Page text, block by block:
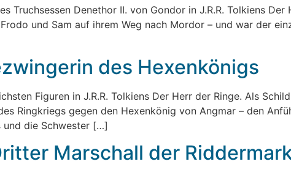
Truchsessen Denethor II. von Gondor in J.R.R. Tolkiens Der
und Sam auf ihrem Weg nach Mordor – und war der
des Hexenkönigs
Figuren in J.R.R. Tolkiens Der Herr der Ringe. Als
Ringkriegs gegen den Hexenkönig von Angmar – den
und die Schwester […]
Marschall der